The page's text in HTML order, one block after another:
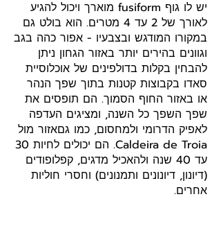
יש לו גוף fusiform מוארך ויכול להגיע
לאורך של 2 עד 4 מטרים. הוא בולט גם
במקורו המודגש ובצבעיו - אפור כהה בגב
וגוונים בהירים יותר באזור הגחון ניתן
להבחין בקלות בדולפינים של אוכלוסיית
סאדו בקבוצות קטנות בתוך שפך הנהר
או באזור החוף הסמוך. הם תופסים את
שפך השפך כל השנה, ומציגים העדפה
לאפיק הדרומי ולמחסום, כמו גםאזור מול
Caldeira de Troia. הם יכולים לחיות 30
עד 40 שנה ולהאכיל מדגים, קפלופודים
(דיונון, דיונונים ותמנונים) וחסרי חוליות
אחרים.